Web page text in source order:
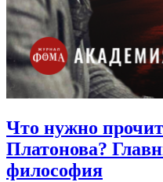
Что нужно
Платонова?
философия